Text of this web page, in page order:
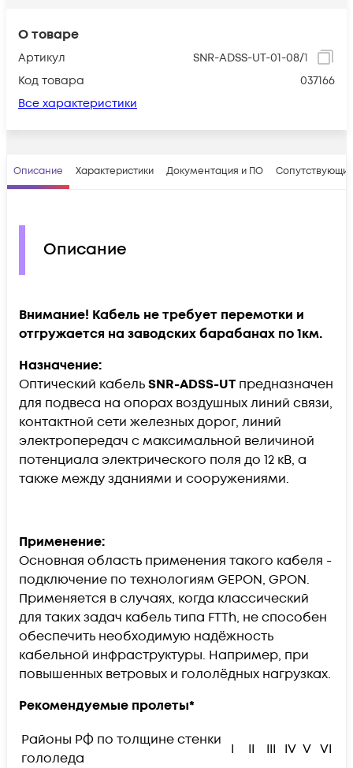
О товаре
Артикул
SNR-ADSS-UT-01-08/1
Код товара
037166
Все характеристики
Описание Характеристики Документация и ПО
Описание
Внимание! Кабель не требует перемотки и
отгружается на заводских барабанах по 1км.
Назначение:
Оптический кабельSNR-ADSS-UT предназначен
для подвеса на опорах воздушных линий связи,
контактной сети железных дорог, линий
электропередач с максимальной величиной
потенциала электрического поля до 12 кВ, а
также между зданиями и сооружениями.
Применение:
Основная область применения такого кабеля -
подключение по технологиям GEPON, GPON.
Применяется в случаях, когда классический
для таких задач кабель типа FTTh, не способен
обеспечить необходимую надёжность
кабельной инфраструктуры. Например, при
повышенных ветровых и гололёдных нагрузках.
Рекомендуемые пролеты*
Районы РФ по толщине стенки
гололеда
I II III IV V VI